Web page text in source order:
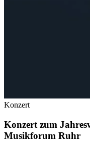
Konzert
Konzert zum
Musikforum Ruhr